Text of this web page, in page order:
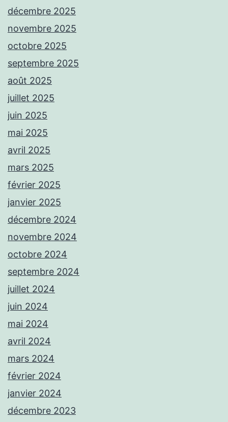
décembre 2025
novembre 2025
octobre 2025
septembre 2025
août 2025
juillet 2025
juin 2025
mai 2025
avril 2025
mars 2025
février 2025
janvier 2025
décembre 2024
novembre 2024
octobre 2024
septembre 2024
juillet 2024
juin 2024
mai 2024
avril 2024
mars 2024
février 2024
janvier 2024
décembre 2023